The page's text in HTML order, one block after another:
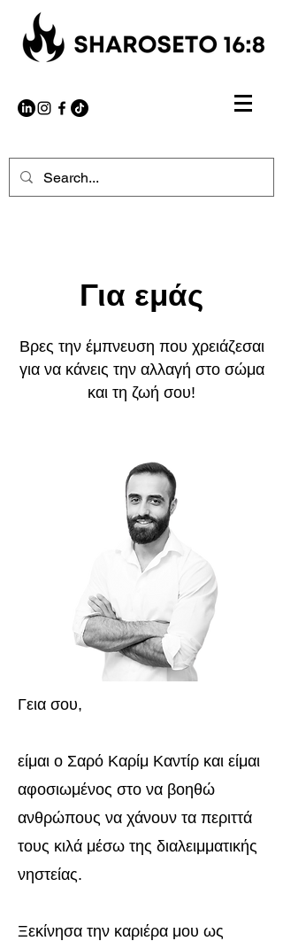
Για εμάς
Βρες την έμπνευση που χρειάζεσαι
για να κάνεις την αλλαγή στο σώμα
και τη ζωή σου!
Γεια σου,
είμαι ο Σαρό Καρίμ Καντίρ και είμαι
αφοσιωμένος στο να βοηθώ
ανθρώπους να χάνουν τα περιττά
τους κιλά μέσω της διαλειμματικής
νηστείας.
Ξεκίνησα την καριέρα μου ως